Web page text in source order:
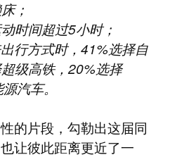
；
时间超过5小时；
行方式时，41%选择自
级高铁，20%选择
汽车。
的片段，勾勒出这届同
让彼此距离更近了一